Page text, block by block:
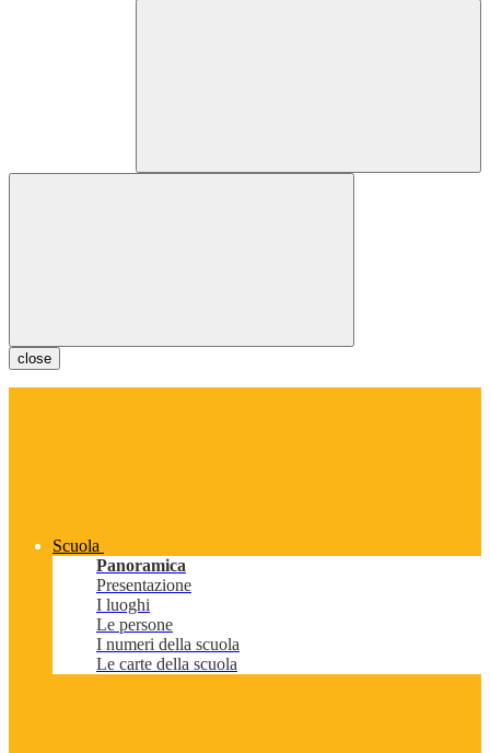
close
Scuola
Panoramica
Presentazione
I luoghi
Le persone
I numeri della scuola
Le carte della scuola